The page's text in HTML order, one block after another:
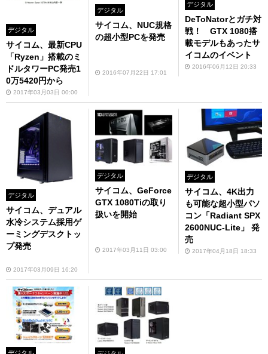
デジタル
サイコム、最新CPU
「Ryzen」搭載のミ
ドルタワーPC発売1
0万5420円から
2017年03月03日 00:00
デジタル
サイコム、NUC規格
の超小型PCを発売
2016年07月22日 17:01
デジタル
DeToNatorとガチ対
戦！ GTX 1080搭
載モデルもあったサ
イコムのイベント
2016年06月12日 20:33
デジタル
サイコム、デュアル
水冷システム採用ゲ
ーミングデスクトッ
プ発売
2017年03月09日 16:20
デジタル
サイコム、GeForce
GTX 1080Tiの取り
扱いを開始
2017年03月11日 03:00
デジタル
サイコム、4K出力
も可能な超小型パソ
コン「Radiant SPX
2600NUC-Lite」 発
売
2017年04月18日 18:33